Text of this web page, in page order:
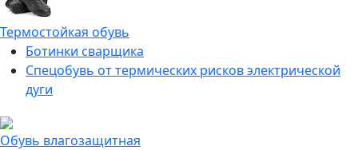
Термостойкая обувь
Ботинки сварщика
Спецобувь от термических рисков электрической
дуги
Обувь влагозащитная